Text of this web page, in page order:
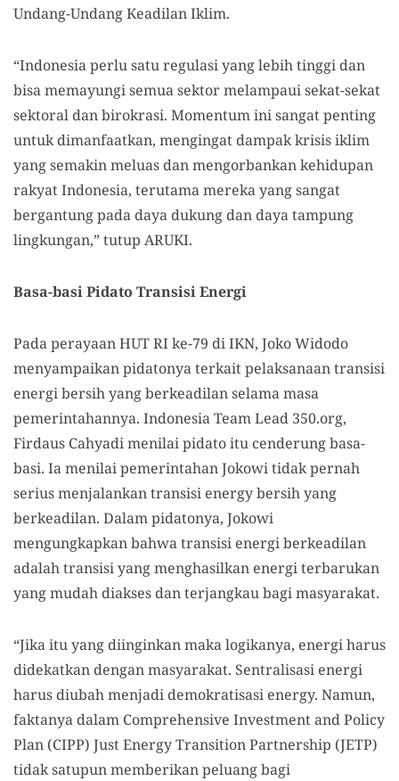
Undang-Undang Keadilan Iklim.
“Indonesia perlu satu regulasi yang lebih tinggi dan
bisa memayungi semua sektor melampaui sekat-sekat
sektoral dan birokrasi. Momentum ini sangat penting
untuk dimanfaatkan, mengingat dampak krisis iklim
yang semakin meluas dan mengorbankan kehidupan
rakyat Indonesia, terutama mereka yang sangat
bergantung pada daya dukung dan daya tampung
lingkungan,” tutup ARUKI.
Basa-basi Pidato Transisi Energi
Pada perayaan HUT RI ke-79 di IKN, Joko Widodo
menyampaikan pidatonya terkait pelaksanaan transisi
energi bersih yang berkeadilan selama masa
pemerintahannya. Indonesia Team Lead 350.org,
Firdaus Cahyadi menilai pidato itu cenderung basa-
basi. Ia menilai pemerintahan Jokowi tidak pernah
serius menjalankan transisi energy bersih yang
berkeadilan. Dalam pidatonya, Jokowi
mengungkapkan bahwa transisi energi berkeadilan
adalah transisi yang menghasilkan energi terbarukan
yang mudah diakses dan terjangkau bagi masyarakat.
“Jika itu yang diinginkan maka logikanya, energi harus
didekatkan dengan masyarakat. Sentralisasi energi
harus diubah menjadi demokratisasi energy. Namun,
faktanya dalam Comprehensive Investment and Policy
Plan (CIPP) Just Energy Transition Partnership (JETP)
tidak satupun memberikan peluang bagi